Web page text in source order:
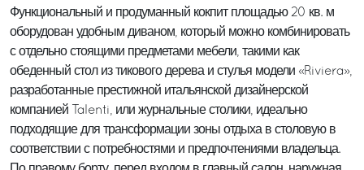
Функциональный и продуманный кокпит площадью 20 кв. м
оборудован удобным диваном, который можно комбинировать
с отдельно стоящими предметами мебели, такими как
обеденный стол из тикового дерева и стулья модели «Riviera»,
разработанные престижной итальянской дизайнерской
компанией Talenti, или журнальные столики, идеально
подходящие для трансформации зоны отдыха в столовую в
соответствии с потребностями и предпочтениями владельца.